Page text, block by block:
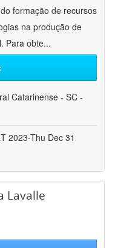
formação de recursos
na produção de
Para obte...
Catarinense - SC -
2023-Thu Dec 31
Lavalle